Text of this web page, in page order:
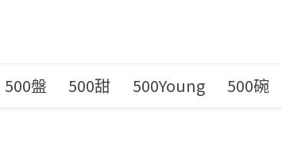
500盤 500甜 500Young 500碗